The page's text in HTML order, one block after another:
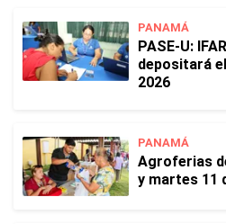
PANAMÁ
PASE-U:
depositará
2026
PANAMÁ
Agroferias
y martes 11